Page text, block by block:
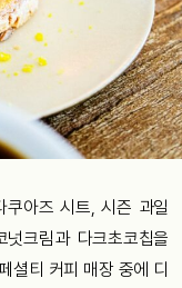
쿠아즈 시트, 시즌 과일
크림과 다크초코칩을
셜티 커피 매장 중에 디